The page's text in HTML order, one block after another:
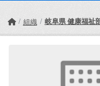
組織 岐阜県 健康福祉